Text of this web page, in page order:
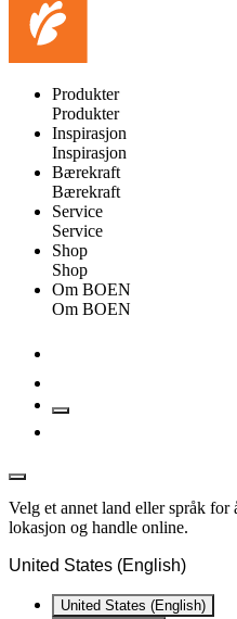
Produkter
Produkter
Inspirasjon
Inspirasjon
Bærekraft
Bærekraft
Service
Service
Shop
Shop
Om BOEN
Om BOEN
Velg et annet land eller språk
lokasjon og handle online.
United States (English)
United States (English)